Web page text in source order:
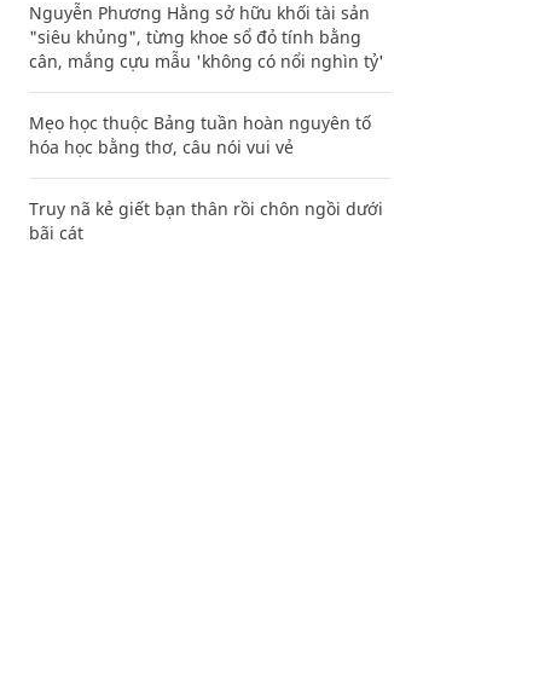
Nguyễn Phương Hằng sở hữu khối tài sản
"siêu khủng", từng khoe sổ đỏ tính bằng
cân, mắng cựu mẫu 'không có nổi nghìn tỷ'
Mẹo học thuộc Bảng tuần hoàn nguyên tố
hóa học bằng thơ, câu nói vui vẻ
Truy nã kẻ giết bạn thân rồi chôn ngồi dưới
bãi cát